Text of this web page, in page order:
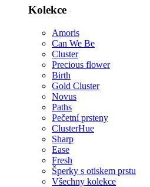
Kolekce
Amoris
Can We Be
Cluster
Precious flower
Birth
Gold Cluster
Novus
Paths
Pečetní prsteny
ClusterHue
Sharp
Ease
Fresh
Šperky s otiskem prstu
Všechny kolekce